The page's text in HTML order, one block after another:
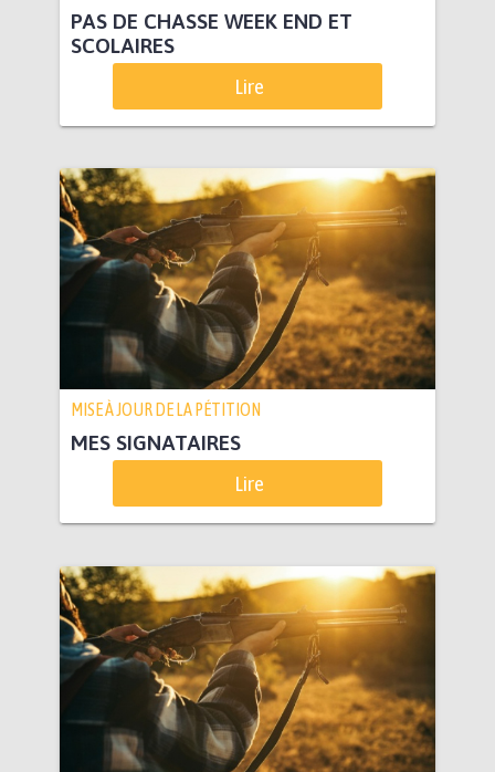
PAS DE CHASSE WEEK END ET
SCOLAIRES
Lire
MISE À JOUR DE LA PÉTITION
MES SIGNATAIRES
Lire